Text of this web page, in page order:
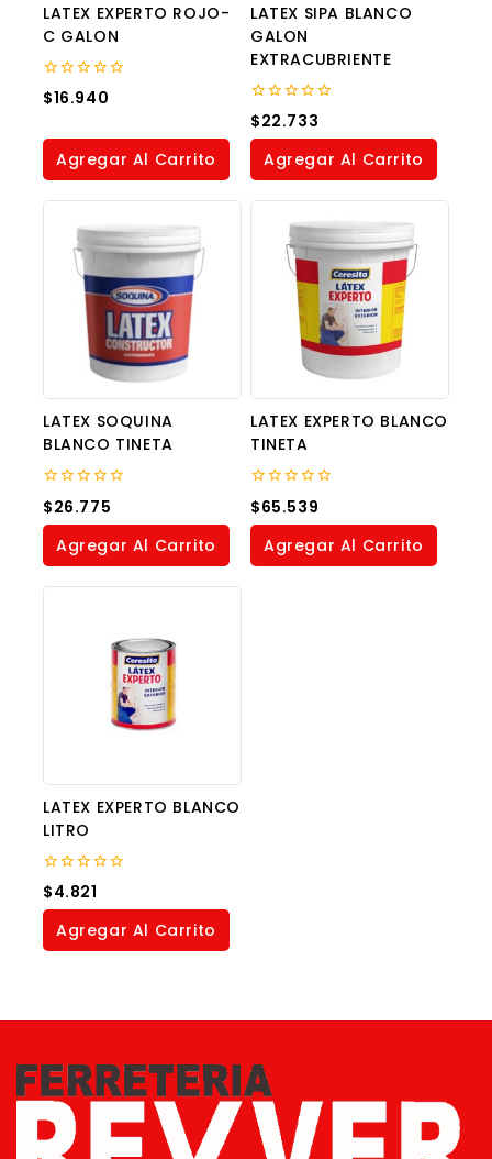
LATEX EXPERTO ROJO-
C GALON
0
out
5
$16.940
Agregar Al Carrito
LATEX SIPA BLANCO
GALON
EXTRACUBRIENTE
0
out
of
$22.733
Agregar Al Carrito
LATEX SOQUINA
BLANCO TINETA
0
out
of
$26.775
Agregar Al Carrito
LATEX EXPERTO BLANCO
TINETA
0
out
of
$65.539
Agregar Al Carrito
LATEX EXPERTO BLANCO
LITRO
0
out
of
$4.821
Agregar Al Carrito